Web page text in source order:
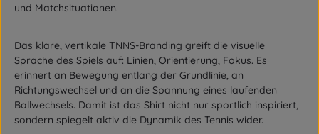
und Matchsituationen.
Das klare, vertikale TNNS-Branding greift die visuelle
Sprache des Spiels auf: Linien, Orientierung, Fokus. Es
erinnert an Bewegung entlang der Grundlinie, an
Richtungswechsel und an die Spannung eines laufenden
Ballwechsels. Damit ist das Shirt nicht nur sportlich inspiriert,
sondern spiegelt aktiv die Dynamik des Tennis wider.